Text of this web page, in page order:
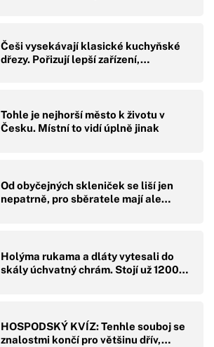
Češi vysekávají klasické kuchyňské
dřezy. Pořizují lepší zařízení,…
Tohle je nejhorší město k životu v
Česku. Místní to vidí úplně jinak
Od obyčejných skleniček se liší jen
nepatrně, pro sběratele mají ale…
Holýma rukama a dláty vytesali do
skály úchvatný chrám. Stojí už 1200…
HOSPODSKÝ KVÍZ: Tenhle souboj se
znalostmi končí pro většinu dřív,…